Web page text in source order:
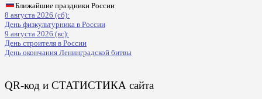
Ближайшие праздники России
8 августа 2026 (сб):
День физкультурника в России
9 августа 2026 (вс):
День строителя в России
День окончания Ленинградской битвы
QR-код и СТАТИСТИКА сайта